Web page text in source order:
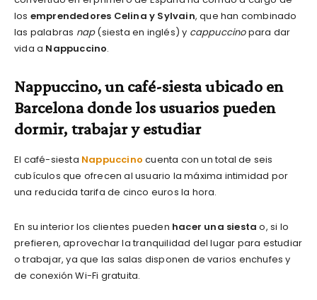
los emprendedores Celina y Sylvain, que han combinado
las palabras nap(siesta en inglés) y cappuccinopara dar
vida a Nappuccino.
Nappuccino, un café-siesta ubicado en
Barcelona donde los usuarios pueden
dormir, trabajar y estudiar
El café-siesta Nappuccino cuenta con un total de seis
cubículos que ofrecen al usuario la máxima intimidad por
una reducida tarifa de cinco euros la hora.
En su interior los clientes pueden hacer una siesta o, si lo
prefieren, aprovechar la tranquilidad del lugar para estudiar
o trabajar, ya que las salas disponen de varios enchufes y
de conexión Wi-Fi gratuita.